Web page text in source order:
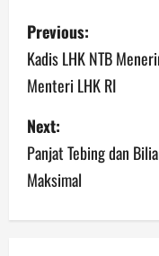
P
o
s
t
n
a
Previous:
Kadis LHK NTB
Menteri LHK RI
Next:
Panjat Tebing dan
Maksimal